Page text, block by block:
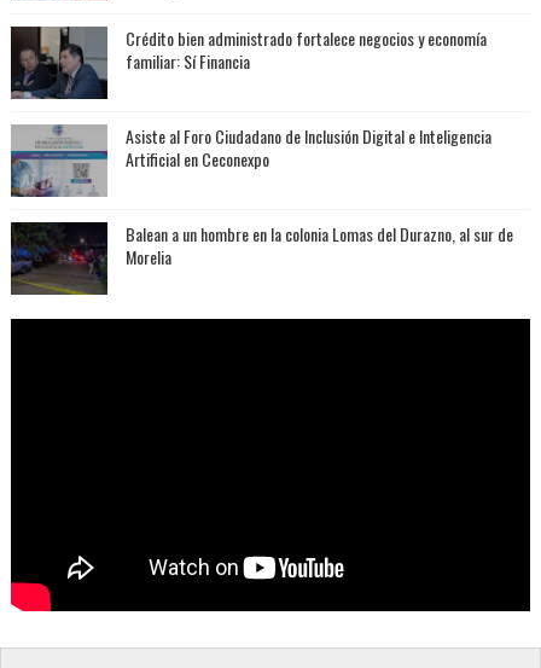
Crédito bien administrado fortalece negocios y economía
familiar: Sí Financia
Asiste al Foro Ciudadano de Inclusión Digital e Inteligencia
Artificial en Ceconexpo
Balean a un hombre en la colonia Lomas del Durazno, al sur de
Morelia